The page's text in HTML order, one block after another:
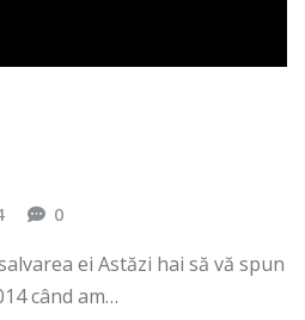
ei Astăzi hai să vă spun